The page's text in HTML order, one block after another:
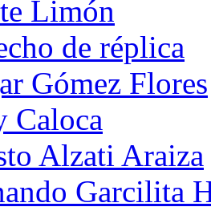
Limón
de réplica
Gómez Flores
Caloca
Alzati Araiza
Garcilita